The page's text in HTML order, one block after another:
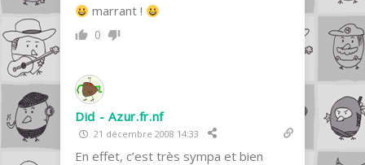
marrant !
0
Did - Azur.fr.nf
21 décembre 2008 14:33
En effet, c’est très sympa et bien